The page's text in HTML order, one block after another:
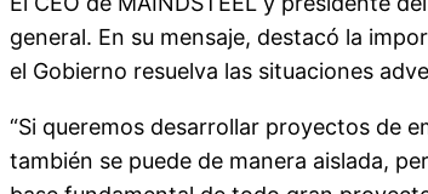
general. En su mensaje, destacó la
el Gobierno resuelva las situaciones
“Si queremos desarrollar proyectos de
también se puede de manera aislada,